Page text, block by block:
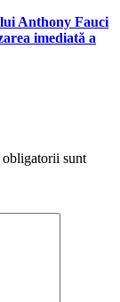
Anthony Fauci
imediată a
sunt